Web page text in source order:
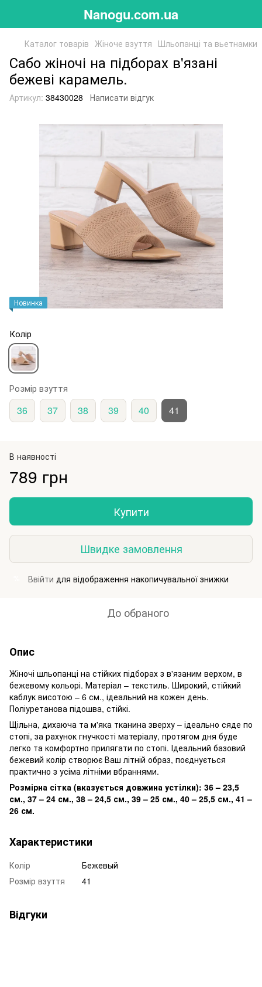
Nanogu.com.ua
Каталог товарів Жіноче взуття Шльопанці та вьетнамки
Сабо жіночі на підборах в'язані
бежеві карамель.
Артикул: 38430028 Написати відгук
Новинка
Колір
Розмір взуття
36 37 38 39 40 41
В наявності
789 грн
Купити
Швидке замовлення
Ввійти для відображення накопичувальної знижки
До обраного
Опис
Жіночі шльопанці на стійких підборах з в'язаним верхом, в
бежевому кольорі. Матеріал – текстиль. Широкий, стійкий
каблук висотою – 6 см., ідеальний на кожен день.
Поліуретанова підошва, стійкі.
Щільна, дихаюча та м'яка тканина зверху – ідеально сяде по
стопі, за рахунок гнучкості матеріалу, протягом дня буде
легко та комфортно прилягати по стопі. Ідеальний базовий
бежевий колір створює Ваш літній образ, поєднується
практично з усіма літніми вбраннями.
Розмірна сітка (вказується довжина устілки): 36 – 23,5
см., 37 – 24 см., 38 – 24,5 см., 39 – 25 см., 40 – 25,5 см., 41 –
26 см.
Характеристики
Колір
Бежевый
Розмір взуття
41
Відгуки